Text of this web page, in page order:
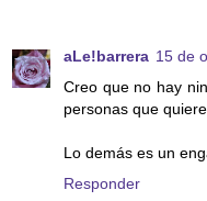
aLe!barrera 15 de
Creo que no hay
personas que
Lo demás es un
Responder